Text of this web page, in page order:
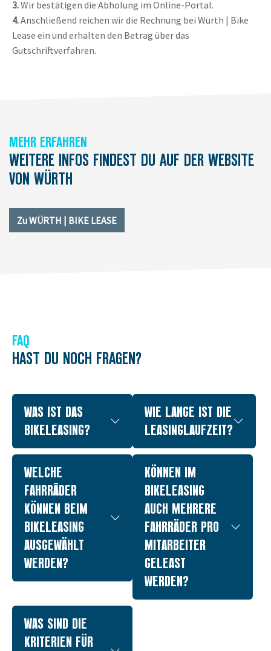
3.Wir bestätigen die Abholung im Online-Portal.
4.Anschließend reichen wir die Rechnung bei Würth | Bike
Lease ein und erhalten den Betrag über das
Gutschriftverfahren.
MEHR ERFAHREN
WEITERE INFOS FINDEST DU AUF DER WEBSITE
VON WÜRTH
Zu WÜRTH | BIKE LEASE
FAQ
HAST DU NOCH FRAGEN?
WAS IST DAS
BIKELEASING?
WIE LANGE IST DIE
LEASINGLAUFZEIT?
WELCHE
FAHRRÄDER
KÖNNEN BEIM
BIKELEASING
AUSGEWÄHLT
WERDEN?
KÖNNEN IM
BIKELEASING
AUCH MEHRERE
FAHRRÄDER PRO
MITARBEITER
GELEAST
WERDEN?
WAS SIND DIE
KRITERIEN FÜR